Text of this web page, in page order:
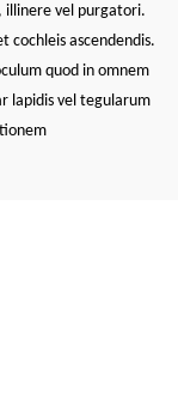
illinere vel purgatori.
cochleis ascendendis.
quod in omnem
lapidis vel tegularum